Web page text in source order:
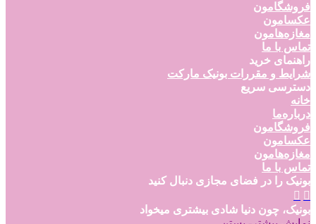
فروشگامون
عکسامون
مغازه‌هامون
تماس با ما
راهنمای خرید
شرایط و مقررات بونیک مارکت
دسترسی سریع
خانه
درباره‌ما
فروشگامون
عکسامون
مغازه‌هامون
تماس با ما
بونیک را در فضای مجازی دنبال کنید
بونیک، چون دنیا شادی بیشتری میخواد